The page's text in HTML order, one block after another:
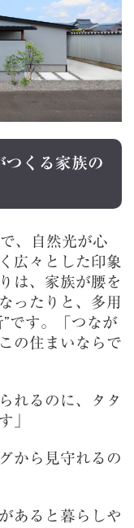
つくる家族の
、自然光が心
広々とした印象
は、家族が腰を
ったりと、多用
です。「つなが
の住まいならで
れるのに、タタ
」
から見守れるの
あると暮らしや